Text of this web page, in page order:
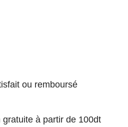
ou remboursé
gratuite à partir de 100dt